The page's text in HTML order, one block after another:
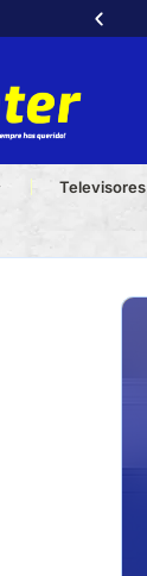
Televisores